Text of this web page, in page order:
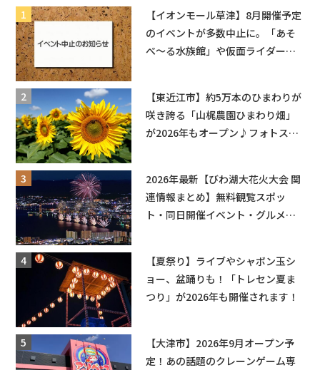
【イオンモール草津】8月開催予定
のイベントが多数中止に。「あそ
べ〜る水族館」や仮面ライダーシ
【東近江市】約5万本のひまわりが
咲き誇る「山梶農園ひまわり畑」
が2026年もオープン♪フォトスポ
2026年最新【びわ湖大花火大会 関
連情報まとめ】無料観覧スポッ
ト・同日開催イベント・グルメマ
【夏祭り】ライブやシャボン玉シ
ョー、盆踊りも！「トレセン夏ま
つり」が2026年も開催されます！
【大津市】2026年9月オープン予
定！あの話題のクレーンゲーム専